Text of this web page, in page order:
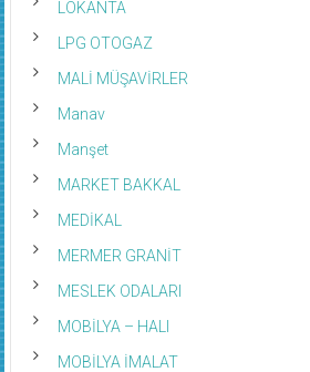
LOKANTA
LPG OTOGAZ
MALİ MÜŞAVİRLER
Manav
Manşet
MARKET BAKKAL
MEDİKAL
MERMER GRANİT
MESLEK ODALARI
MOBİLYA – HALI
MOBİLYA İMALAT